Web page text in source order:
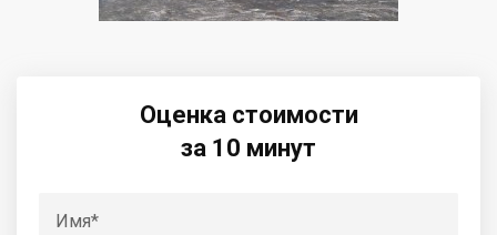
Оценка стоимости
за 10 минут